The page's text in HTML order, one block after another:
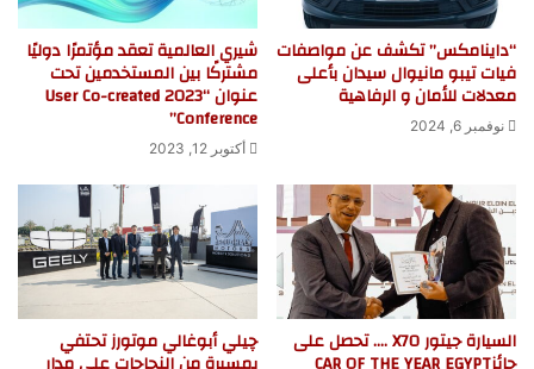
“داينامكس” تكشف عن مواصفات
فيات تيبو مانيوال سيدان بأعلى
معدلات للأمان و الرفاهية
نوفمبر 6, 2024
شيري العالمية تعقد مؤتمرًا دوليًا
مشتركًا بين المستخدمين تحت
عنوان “2023 User Co-created
Conference”
أكتوبر 12, 2023
السيارة جيتور X70 …. تحصل على چيلي أبوغالي موتورز تحتفي